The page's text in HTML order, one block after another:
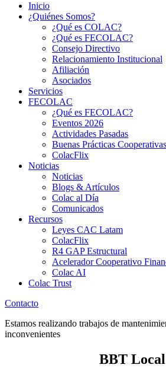
Inicio
¿Quiénes Somos?
¿Qué es COLAC?
¿Qué es FECOLAC?
Consejo Directivo
Relacionamiento Institucional
Afiliación
Asociados
Servicios
FECOLAC
¿Qué es FECOLAC?
Eventos 2026
Actividades Pasadas
Buenas Prácticas Cooperativas
ColacFlix
Noticias
Noticias
Blogs & Artículos
Colac al Día
Comunicados
Recursos
Leyes CAC Latam
ColacFlix
R4 GAP Estructural
Acelerador Cooperativo
Colac AI
Colac Trust
Contacto
Estamos realizando trabajos de
inconvenientes
BBT Local